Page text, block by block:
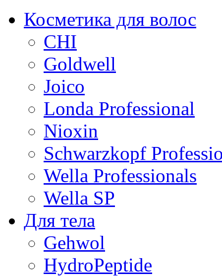
Косметика для волос
CHI
Goldwell
Joico
Londa Professional
Nioxin
Schwarzkopf
Wella Professionals
Wella SP
Для тела
Gehwol
HydroPeptide